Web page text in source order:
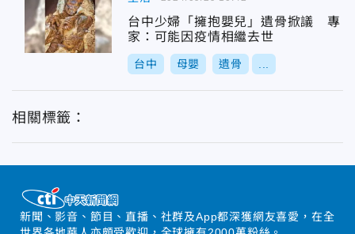
台中少婦「擁抱嬰兒」遺骨掀議 專
家：可能因疫情相繼去世
台中 母嬰 遺骨
相關標籤：
新聞、影音、節目、直播、社群及App都深獲網友喜愛，在全